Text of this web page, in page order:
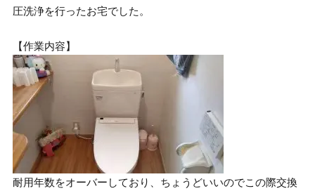
圧洗浄を行ったお宅でした。
【作業内容】
耐用年数をオーバーしており、ちょうどいいのでこの際交換